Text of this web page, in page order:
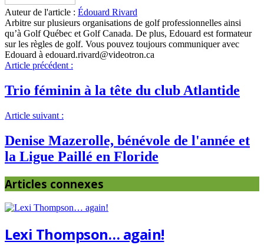
Auteur de l'article : Édouard Rivard
Arbitre sur plusieurs organisations de golf professionnelles ainsi
qu’à Golf Québec et Golf Canada. De plus, Edouard est formateur
sur les règles de golf. Vous pouvez toujours communiquer avec
Edouard à edouard.rivard@videotron.ca
Article précédent :
Trio féminin à la tête du club Atlantide
Article suivant :
Denise Mazerolle, bénévole de l'année et
la Ligue Paillé en Floride
Articles connexes
Lexi Thompson… again!